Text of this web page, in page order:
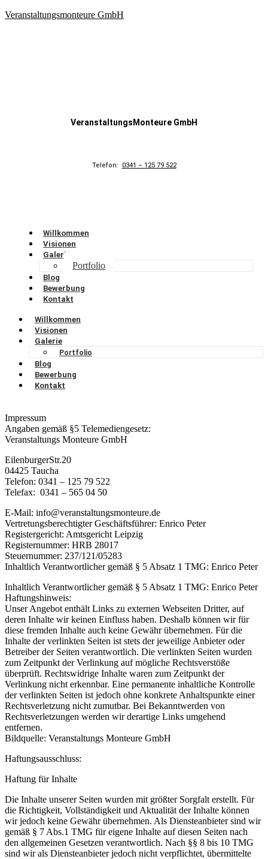
Veranstaltungsmonteure GmbH
VeranstaltungsMonteure GmbH
Telefon: 0341 – 125 79 522
Willkommen
Visionen
Galerie
Portfolio
Blog
Bewerbung
Kontakt
Willkommen
Visionen
Galerie
Portfolio
Blog
Bewerbung
Kontakt
Impressum
Angaben gemäß §5 Telemediengesetz:
Veranstaltungs Monteure GmbH
EilenburgerStr.20
04425 Taucha
Telefon: 0341 – 125 79 522
Telefax: 0341 – 565 04 50
E-Mail: info@veranstaltungsmonteure.de
Vertretungsberechtigter Geschäftsführer: Enrico Peter
Registergericht: Amtsgericht Leipzig
Registernummer: HRB 28017
Steuernummer: 237/121/05283
Inhaltlich Verantwortlicher gemäß § 5 Absatz 1 TMG: Enrico Peter
Inhaltlich Verantwortlicher gemäß § 5 Absatz 1 TMG: Enrico Peter
Haftungshinweis:
Unser Angebot enthält Links zu externen Webseiten Dritter, auf
deren Inhalte wir keinen Einfluss haben. Deshalb können wir für
diese fremden Inhalte auch keine Gewähr übernehmen. Für die
Inhalte der verlinkten Seiten ist stets der jeweilige Anbieter oder
Betreiber der Seiten verantwortlich. Die verlinkten Seiten wurden
zum Zeitpunkt der Verlinkung auf mögliche Rechtsverstöße
überprüft. Rechtswidrige Inhalte waren zum Zeitpunkt der
Verlinkung nicht erkennbar. Eine permanente inhaltliche Kontrolle
der verlinkten Seiten ist jedoch ohne konkrete Anhaltspunkte einer
Rechtsverletzung nicht zumutbar. Bei Bekanntwerden von
Rechtsverletzungen werden wir derartige Links umgehend
entfernen.
Bildquelle: Veranstaltungs Monteure GmbH
Haftungsausschluss:
Haftung für Inhalte
Die Inhalte unserer Seiten wurden mit größter Sorgfalt erstellt. Für
die Richtigkeit, Vollständigkeit und Aktualität der Inhalte können
wir jedoch keine Gewähr übernehmen. Als Diensteanbieter sind wir
gemäß § 7 Abs.1 TMG für eigene Inhalte auf diesen Seiten nach
den allgemeinen Gesetzen verantwortlich. Nach §§ 8 bis 10 TMG
sind wir als Diensteanbieter jedoch nicht verpflichtet, übermittelte